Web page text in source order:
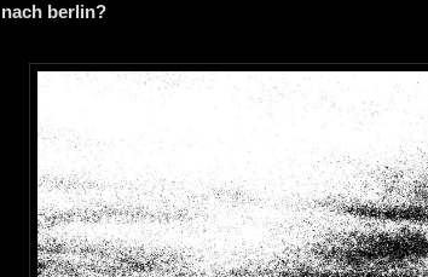
nach berlin?